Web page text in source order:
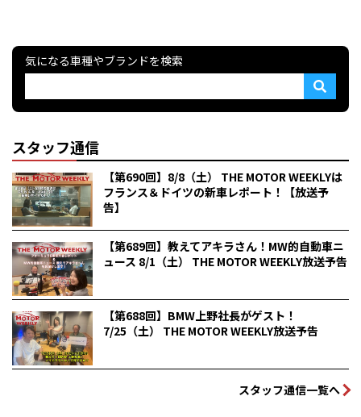
気になる車種やブランドを検索
スタッフ通信
【第690回】8/8（土） THE MOTOR WEEKLYは
フランス＆ドイツの新車レポート！【放送予
告】
【第689回】教えてアキラさん！MW的自動車ニ
ュース 8/1（土） THE MOTOR WEEKLY放送予告
【第688回】BMW上野社長がゲスト！
7/25（土） THE MOTOR WEEKLY放送予告
スタッフ通信一覧へ